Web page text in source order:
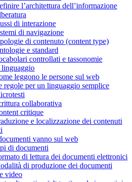
l’architettura dell’informazione
di interazione
di navigazione
di contenuto (content type)
e standard
controllati e tassonomie
linguaggio
leggono le persone sul web
regole per un linguaggio semplice
collaborativa
critique
e localizzazione dei contenuti
vanno sul web
di documenti
di lettura dei documenti elettronici
di produzione dei documenti
video